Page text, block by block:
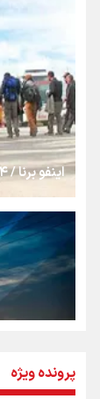
اینفو برنا / ۴ مسیر اصلی پیاده روی اربعین در عراق
پرونده ویژه